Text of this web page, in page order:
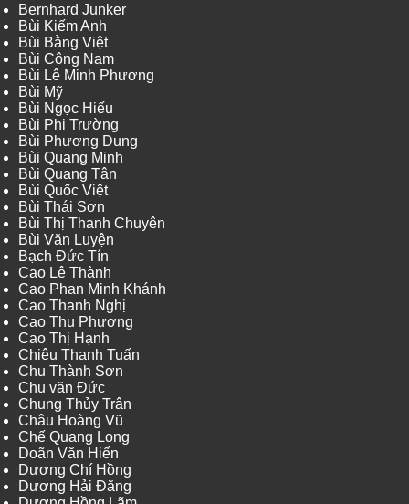
Bernhard Junker
Bùi Kiếm Anh
Bùi Bằng Việt
Bùi Công Nam
Bùi Lê Minh Phương
Bùi Mỹ
Bùi Ngọc Hiếu
Bùi Phi Trường
Bùi Phương Dung
Bùi Quang Minh
Bùi Quang Tân
Bùi Quốc Việt
Bùi Thái Sơn
Bùi Thị Thanh Chuyên
Bùi Văn Luyện
Bạch Đức Tín
Cao Lê Thành
Cao Phan Minh Khánh
Cao Thanh Nghị
Cao Thu Phương
Cao Thị Hạnh
Chiêu Thanh Tuấn
Chu Thành Sơn
Chu văn Đức
Chung Thủy Trân
Châu Hoàng Vũ
Chế Quang Long
Doãn Văn Hiến
Dương Chí Hồng
Dương Hải Đăng